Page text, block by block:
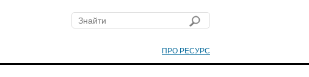
ПРО РЕСУРС